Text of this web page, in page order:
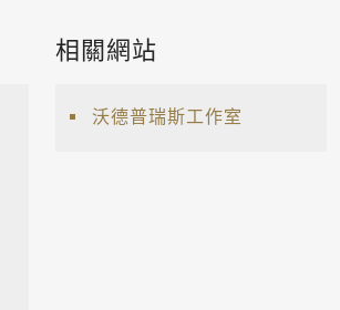
相關網站
沃德普瑞斯工作室